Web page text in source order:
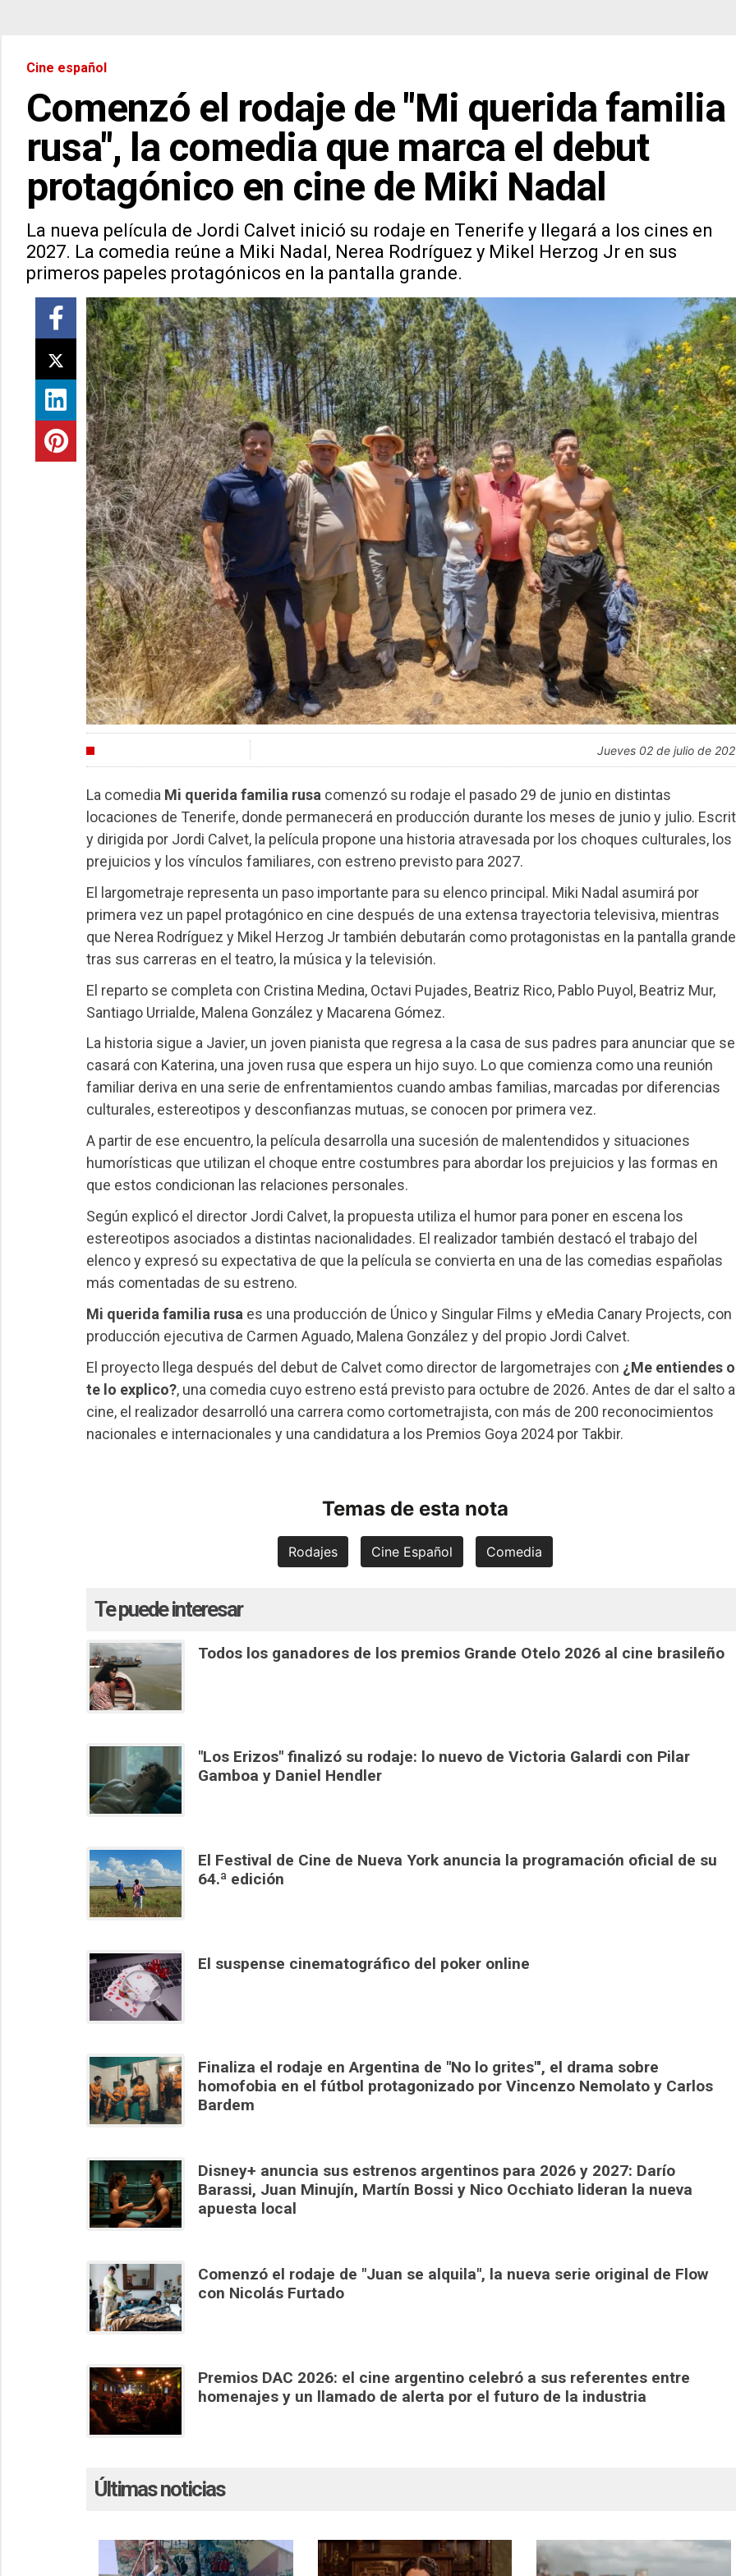
Cine español
Comenzó el rodaje de "Mi querida familia
rusa", la comedia que marca el debut
protagónico en cine de Miki Nadal
La nueva película de Jordi Calvet inició su rodaje en Tenerife y llegará a los cines en
2027. La comedia reúne a Miki Nadal, Nerea Rodríguez y Mikel Herzog Jr en sus
primeros papeles protagónicos en la pantalla grande.
jueves 02 de julio de
La comedia Mi querida familia rusa comenzó su rodaje el pasado 29 de junio en distintas
locaciones de Tenerife, donde permanecerá en producción durante los meses de junio y julio.
y dirigida por Jordi Calvet, la película propone una historia atravesada por los choques culturales, los
prejuicios y los vínculos familiares, con estreno previsto para 2027.
El largometraje representa un paso importante para su elenco principal. Miki Nadal asumirá por
primera vez un papel protagónico en cine después de una extensa trayectoria televisiva, mientras
que Nerea Rodríguez y Mikel Herzog Jr también debutarán como protagonistas en la pantalla grande
tras sus carreras en el teatro, la música y la televisión.
El reparto se completa con Cristina Medina, Octavi Pujades, Beatriz Rico, Pablo Puyol, Beatriz Mur,
Santiago Urrialde, Malena González y Macarena Gómez.
La historia sigue a Javier, un joven pianista que regresa a la casa de sus padres para anunciar que se
casará con Katerina, una joven rusa que espera un hijo suyo. Lo que comienza como una reunión
familiar deriva en una serie de enfrentamientos cuando ambas familias, marcadas por diferencias
culturales, estereotipos y desconfianzas mutuas, se conocen por primera vez.
A partir de ese encuentro, la película desarrolla una sucesión de malentendidos y situaciones
humorísticas que utilizan el choque entre costumbres para abordar los prejuicios y las formas en
que estos condicionan las relaciones personales.
Según explicó el director Jordi Calvet, la propuesta utiliza el humor para poner en escena los
estereotipos asociados a distintas nacionalidades. El realizador también destacó el trabajo del
elenco y expresó su expectativa de que la película se convierta en una de las comedias españolas
más comentadas de su estreno.
Mi querida familia rusa es una producción de Único y Singular Films y eMedia Canary Projects, con
producción ejecutiva de Carmen Aguado, Malena González y del propio Jordi Calvet.
El proyecto llega después del debut de Calvet como director de largometrajes con ¿Me entiendes o
te lo explico?, una comedia cuyo estreno está previsto para octubre de 2026. Antes de dar el salto
cine, el realizador desarrolló una carrera como cortometrajista, con más de 200 reconocimientos
nacionales e internacionales y una candidatura a los Premios Goya 2024 por Takbir.
Temas de esta nota
Rodajes Cine Español Comedia
Te puede interesar
Todos los ganadores de los premios Grande Otelo 2026 al cine brasileño
"Los Erizos" finalizó su rodaje: lo nuevo de Victoria Galardi con Pilar
Gamboa y Daniel Hendler
El Festival de Cine de Nueva York anuncia la programación oficial de su
64.ª edición
El suspense cinematográfico del poker online
Finaliza el rodaje en Argentina de "No lo grites"', el drama sobre
homofobia en el fútbol protagonizado por Vincenzo Nemolato y Carlos
Bardem
Disney+ anuncia sus estrenos argentinos para 2026 y 2027: Darío
Barassi, Juan Minujín, Martín Bossi y Nico Occhiato lideran la nueva
apuesta local
Comenzó el rodaje de "Juan se alquila", la nueva serie original de Flow
con Nicolás Furtado
Premios DAC 2026: el cine argentino celebró a sus referentes entre
homenajes y un llamado de alerta por el futuro de la industria
Últimas noticias